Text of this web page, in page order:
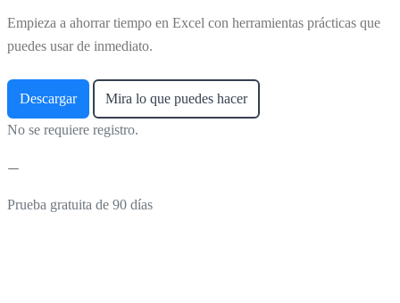
Empieza a ahorrar tiempo en Excel con herramientas prácticas que
puedes usar de inmediato.
Descargar Mira lo que puedes hacer
No se requiere registro.
Prueba gratuita de 90 días